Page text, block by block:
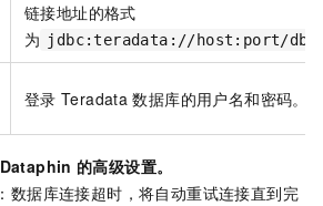
链接地址的格式
为 jdbc:teradata://host:port/
登录 Teradata 数据库的用户名和密码。
Dataphin 的高级设置。
：数据库连接超时，将自动重试连接直到完